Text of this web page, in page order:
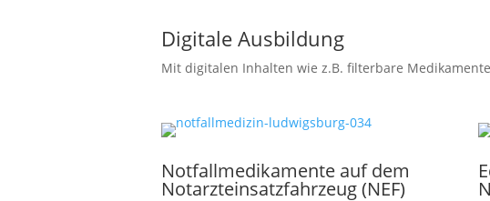
Digitale Ausbildung
Mit digitalen Inhalten wie z.B. filterbare
Notfallmedikamente auf dem
Notarzteinsatzfahrzeug (NEF)